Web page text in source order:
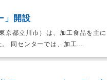
」開設
京都立川市）は、加工食品を主に
。 同センターでは、加工…